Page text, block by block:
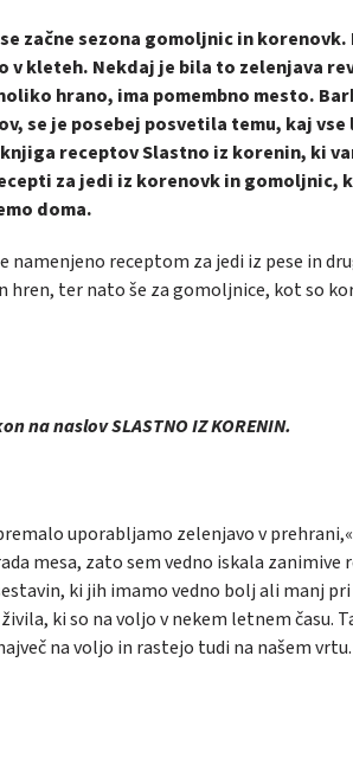
začne sezona gomoljnic in
v kleteh. Nekdaj je bila to zelenjava
hrano, ima pomembno mesto.
se je posebej posvetila temu, kaj
knjiga receptovSlastno iz korenin, ki
za jedi iz korenovk in gomoljnic,
doma.
receptom za jedi iz pese in
ter nato še za gomoljnice, kot so
na naslovSLASTNO IZ KORENIN.
uporabljamo zelenjavo v
mesa, zato sem vedno iskala zanimive
ki jih imamo vedno bolj ali manj
ki so na voljo v nekem letnem času.
na voljo in rastejo tudi na našem